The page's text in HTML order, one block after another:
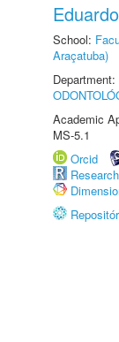
School:
Araçatuba)
Department:
Academic
MS-5.1
Orcid